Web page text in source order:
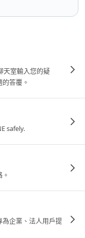
天室輸入您的疑
答覆。
safely.
企業、法人用戶提